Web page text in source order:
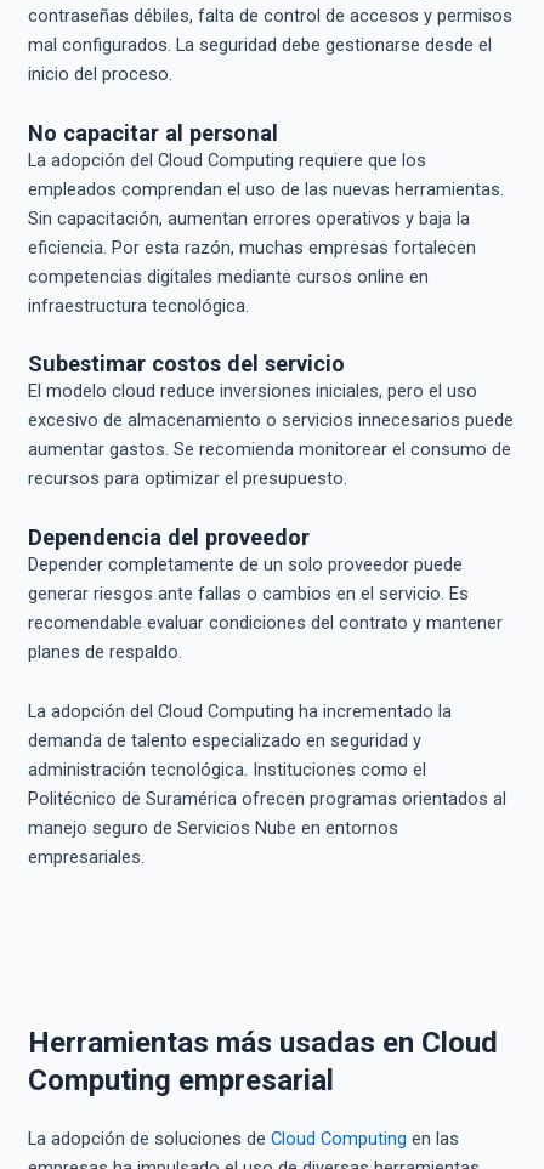
contraseñas débiles, falta de control de accesos y permisos
mal configurados. La seguridad debe gestionarse desde el
inicio del proceso.
No capacitar al personal
La adopción del Cloud Computing requiere que los
empleados comprendan el uso de las nuevas herramientas.
Sin capacitación, aumentan errores operativos y baja la
eficiencia. Por esta razón, muchas empresas fortalecen
competencias digitales mediante cursos online en
infraestructura tecnológica.
Subestimar costos del servicio
El modelo cloud reduce inversiones iniciales, pero el uso
excesivo de almacenamiento o servicios innecesarios puede
aumentar gastos. Se recomienda monitorear el consumo de
recursos para optimizar el presupuesto.
Dependencia del proveedor
Depender completamente de un solo proveedor puede
generar riesgos ante fallas o cambios en el servicio. Es
recomendable evaluar condiciones del contrato y mantener
planes de respaldo.
La adopción del Cloud Computing ha incrementado la
demanda de talento especializado en seguridad y
administración tecnológica. Instituciones como el
Politécnico de Suramérica ofrecen programas orientados al
manejo seguro de Servicios Nube en entornos
empresariales.
Herramientas más usadas en Cloud
Computing empresarial
La adopción de soluciones de Cloud Computing en las